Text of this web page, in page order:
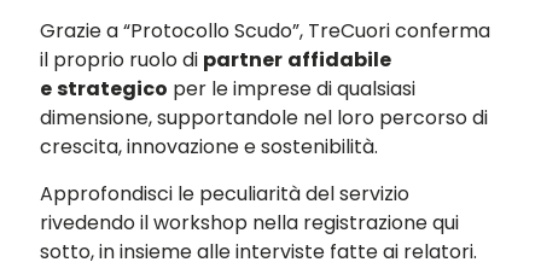
Grazie a “Protocollo Scudo”, TreCuori conferma
il proprio ruolo di partner affidabile
estrategico per le imprese di qualsiasi
dimensione, supportandole nel loro percorso di
crescita, innovazione e sostenibilità.
Approfondisci le peculiarità del servizio
rivedendo il workshop nella registrazione qui
sotto, in insieme alle interviste fatte ai relatori.